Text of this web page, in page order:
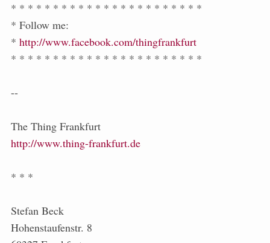
* * * * * * * * * * * * * * * * * * * * * * *
* Follow me:
* http://www.facebook.com/thingfrankfurt
* * * * * * * * * * * * * * * * * * * * * * *
--
The Thing Frankfurt
http://www.thing-frankfurt.de
* * *
Stefan Beck
Hohenstaufenstr. 8